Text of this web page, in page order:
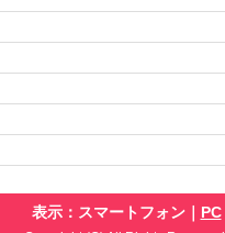
表示：スマートフォン｜ PC